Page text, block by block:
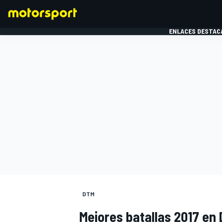
ENLACES
DTM
Mejores batallas 2017 en